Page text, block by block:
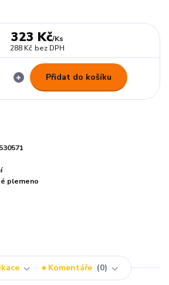
323 Kč/Ks
288 Kč bez DPH
Přidat do košíku
plemeno
Komentáře 0